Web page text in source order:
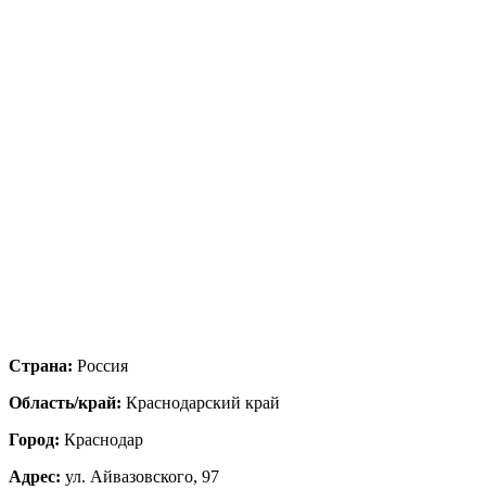
Страна: Россия
Область/край: Краснодарский край
Город: Краснодар
Адрес: ул. Айвазовского, 97